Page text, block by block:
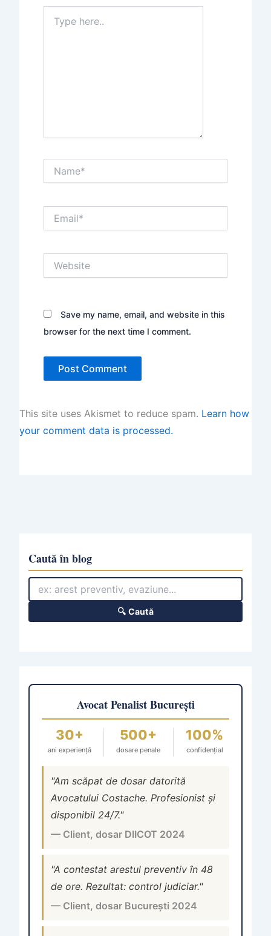
here..
Save my name, email, and website in this
browser for the next time I comment.
This site uses Akismet to reduce spam. Learn how
your comment data is processed.
Caută în blog
🔍 Caută
Avocat Penalist București
30+
ani experiență
500+
dosare penale
100%
confidențial
"Am scăpat de dosar datorită
Avocatului Costache. Profesionist și
disponibil 24/7."
— Client, dosar DIICOT 2024
"A contestat arestul preventiv în 48
de ore. Rezultat: control judiciar."
— Client, dosar București 2024